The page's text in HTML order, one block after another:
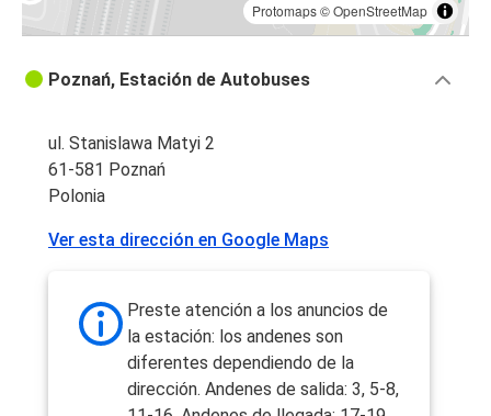
Protomaps©OpenStreetMap
Poznań, Estación de Autobuses
ul. Stanislawa Matyi 2
61-581 Poznań
Polonia
Ver esta dirección en Google Maps
Preste atención a los anuncios de
la estación: los andenes son
diferentes dependiendo de la
dirección. Andenes de salida: 3, 5-8,